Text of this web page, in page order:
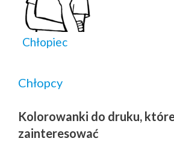
Chłopiec
Chłopcy
Kolorowanki do druku,
zainteresować